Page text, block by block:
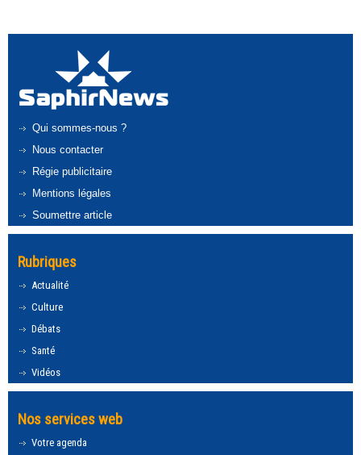
Qui sommes-nous ?
Nous contacter
Régie publicitaire
Mentions légales
Soumettre article
Rubriques
Actualité
Culture
Débats
Santé
Vidéos
Nos services web
Votre agenda